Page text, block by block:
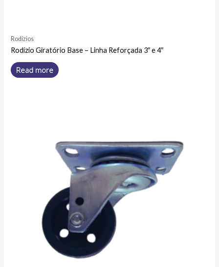
Rodízios
Rodízio Giratório Base – Linha Reforçada 3″ e 4″
Read more